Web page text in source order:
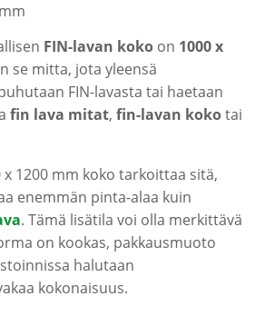
FIN-lavan koko on 1000 x
se mitta, jota yleensä
FIN-lavasta tai haetaan
fin lava mitat, fin-lavan kokotai
x 1200 mm koko tarkoittaa sitä,
enemmän pinta-alaa kuin
. Tämä lisätila voi olla merkittävä
on kookas, pakkausmuoto
halutaan
kokonaisuus.